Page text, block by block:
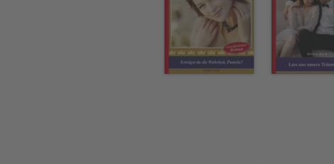
du auf dem Herzen?«, fragte
»Eckhard kommt am